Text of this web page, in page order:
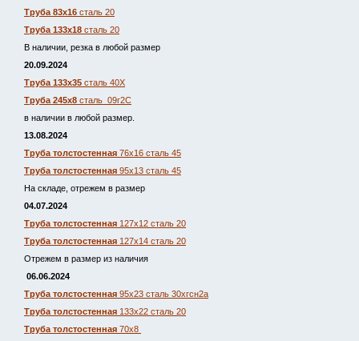
Труба 83х16 сталь 20
Труба 133х18 сталь 20
В наличии, резка в любой размер
20.09.2024
Труба 133х35 сталь 40Х
Труба 245х8 сталь 09г2С
в наличии в любой размер.
13.08.2024
Труба толстостенная 76х16 сталь 45
Труба толстостенная 95х13 сталь 45
На складе, отрежем в размер
04.07.2024
Труба толстостенная 127х12 сталь 20
Труба толстостенная 127х14 сталь 20
Отрежем в размер из наличия
06.06.2024
Труба толстостенная 95х23 сталь 30хгсн2а
Труба толстостенная 133х22 сталь 20
Труба толстостенная 70х8